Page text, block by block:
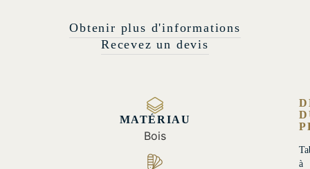
Obtenir plus d'informations
Recevez un devis
MATÉRIAU
Bois
à